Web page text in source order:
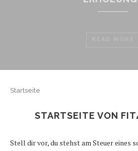
Startseite
STARTSEITE VON
Stell dir vor, du stehst am Steuer eines